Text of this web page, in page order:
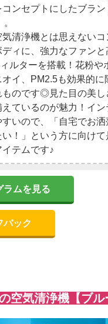
ンセプトにしたブラン
気清浄機とは思えない
ディに、強力なファンと
ルターを搭載！花粉や
イ、PM2.5も効果的に
ものです◎見た目の美し
えているのが魅力！イン
すいので、「自宅でお
い！」という方に向け
イテムです♪
ラムを見る
バック
空気清浄機【ブル